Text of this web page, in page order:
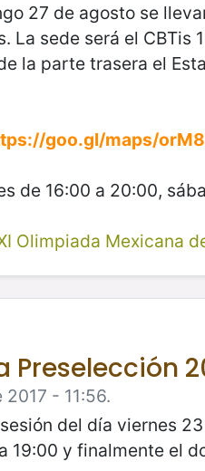
27 de agosto se
sede será el CBTis
la parte trasera el
goo.gl/maps/
de 16:00 a 20:00,
Olimpiada Mexicana
- 11:56.
del día viernes
19:00 y finalmente el